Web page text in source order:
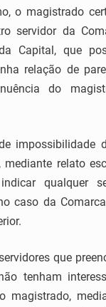
o magistrado
servidor da
Capital, que
relação de
do
impossibilidade
mediante relato
qualquer
caso da
que
tenham
magistrado,